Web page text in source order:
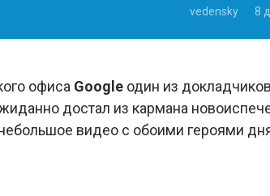
vedensky 8
офиса Googleодин из
достал из кармана
видео с обоими героями